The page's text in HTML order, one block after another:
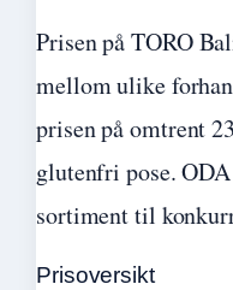
Prisen på TORO
mellom ulike
prisen på omtrent
glutenfri pose.
sortiment til
Prisoversikt